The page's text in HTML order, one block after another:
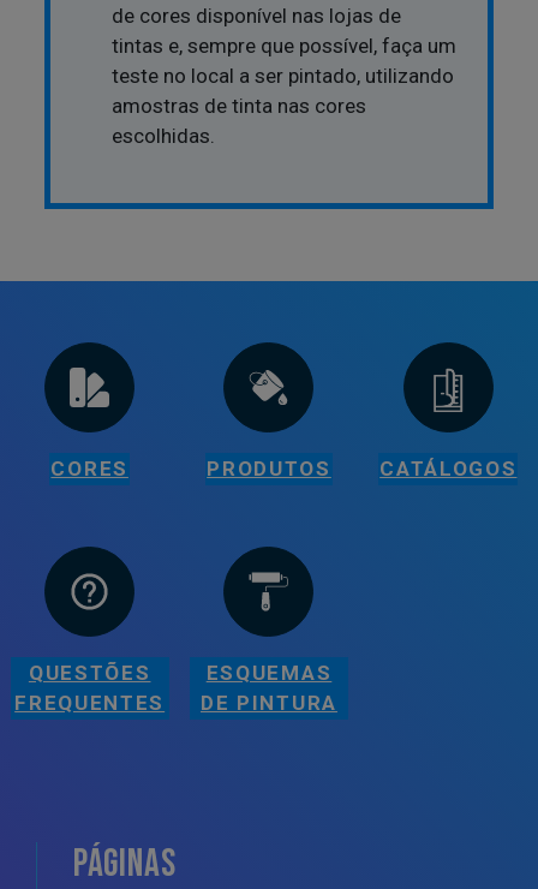
de cores disponível nas lojas de
tintas e, sempre que possível, faça um
teste no local a ser pintado, utilizando
amostras de tinta nas cores
escolhidas.
CORES PRODUTOS CATÁLOGOS
QUESTÕES
FREQUENTES
ESQUEMAS
DE PINTURA
PÁGINAS